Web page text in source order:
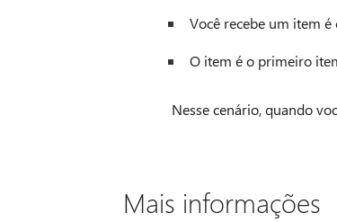
Você recebe um item
O item é o primeiro
Nesse cenário, quando
Mais informações